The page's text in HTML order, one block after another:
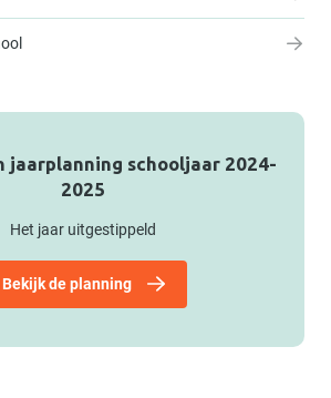
jaarplanning schooljaar 2024-
2025
Het jaar uitgestippeld
Bekijk de planning